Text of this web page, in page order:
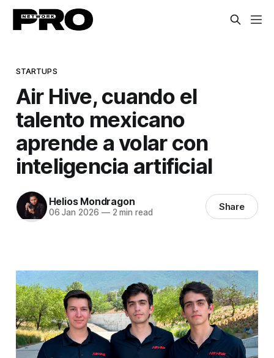
STARTUPS
Air Hive, cuando el
talento mexicano
aprende a volar con
inteligencia artificial
Helios Mondragon
06 Jan 2026 —2 min read Share